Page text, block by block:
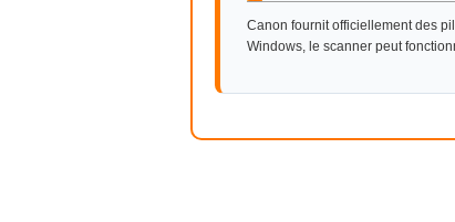
Canon fournit officiellement des
Windows, le scanner peut